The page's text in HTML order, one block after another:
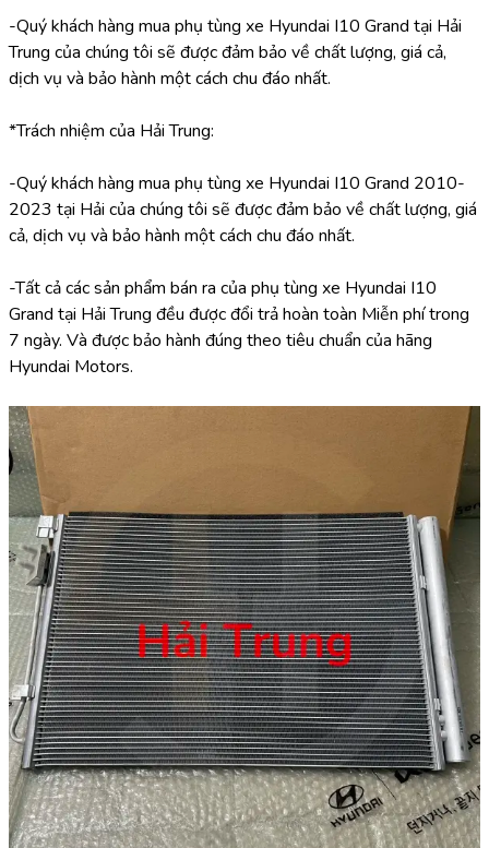
-Quý khách hàng mua phụ tùng xe Hyundai I10 Grand tại Hải
Trung của chúng tôi sẽ được đảm bảo về chất lượng, giá cả,
dịch vụ và bảo hành một cách chu đáo nhất.
*Trách nhiệm của Hải Trung:
-Quý khách hàng mua phụ tùng xe Hyundai I10 Grand 2010-
2023 tại Hải của chúng tôi sẽ được đảm bảo về chất lượng, giá
cả, dịch vụ và bảo hành một cách chu đáo nhất.
-Tất cả các sản phẩm bán ra của phụ tùng xe Hyundai I10
Grand tại Hải Trung đều được đổi trả hoàn toàn Miễn phí trong
7 ngày. Và được bảo hành đúng theo tiêu chuẩn của hãng
Hyundai Motors.